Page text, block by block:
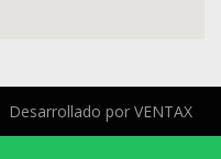
Desarrollado por VENTAX